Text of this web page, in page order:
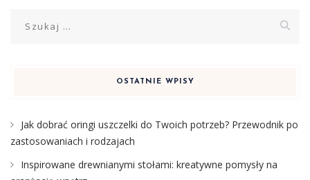
OSTATNIE WPISY
Jak dobrać oringi uszczelki do Twoich potrzeb? Przewodnik po
zastosowaniach i rodzajach
Inspirowane drewnianymi stołami: kreatywne pomysły na